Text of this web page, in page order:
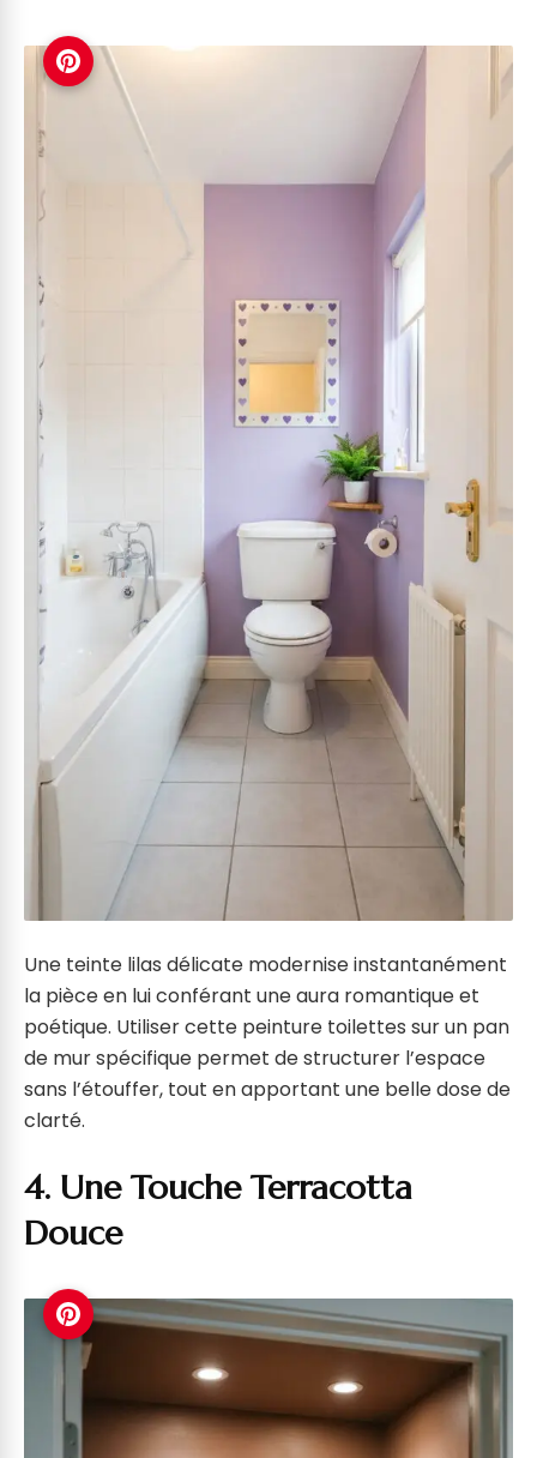
Une teinte lilas délicate modernise instantanément
la pièce en lui conférant une aura romantique et
poétique. Utiliser cette peinture toilettes sur un pan
de mur spécifique permet de structurer l’espace
sans l’étouffer, tout en apportant une belle dose de
clarté.
4. Une Touche Terracotta
Douce